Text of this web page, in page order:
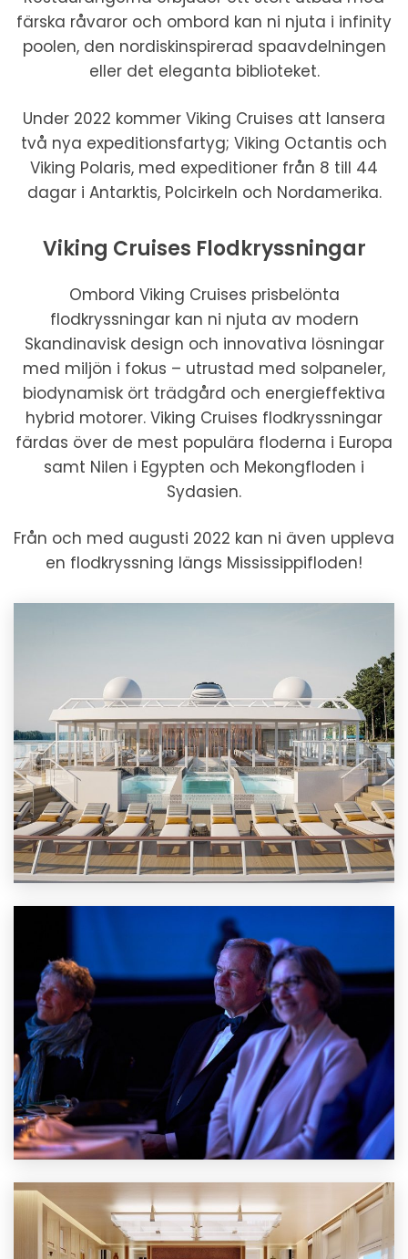
färska råvaror och ombord kan ni njuta i infinity
poolen, den nordiskinspirerad spaavdelningen
eller det eleganta biblioteket.
Under 2022 kommer Viking Cruises att lansera
två nya expeditionsfartyg; Viking Octantis och
Viking Polaris, med expeditioner från 8 till 44
dagar i Antarktis, Polcirkeln och Nordamerika.
Viking Cruises Flodkryssningar
Ombord Viking Cruises prisbelönta
flodkryssningar kan ni njuta av modern
Skandinavisk design och innovativa lösningar
med miljön i fokus – utrustad med solpaneler,
biodynamisk ört trädgård och energieffektiva
hybrid motorer. Viking Cruises flodkryssningar
färdas över de mest populära floderna i Europa
samt Nilen i Egypten och Mekongfloden i
Sydasien.
Från och med augusti 2022 kan ni även uppleva
en flodkryssning längs Mississippifloden!